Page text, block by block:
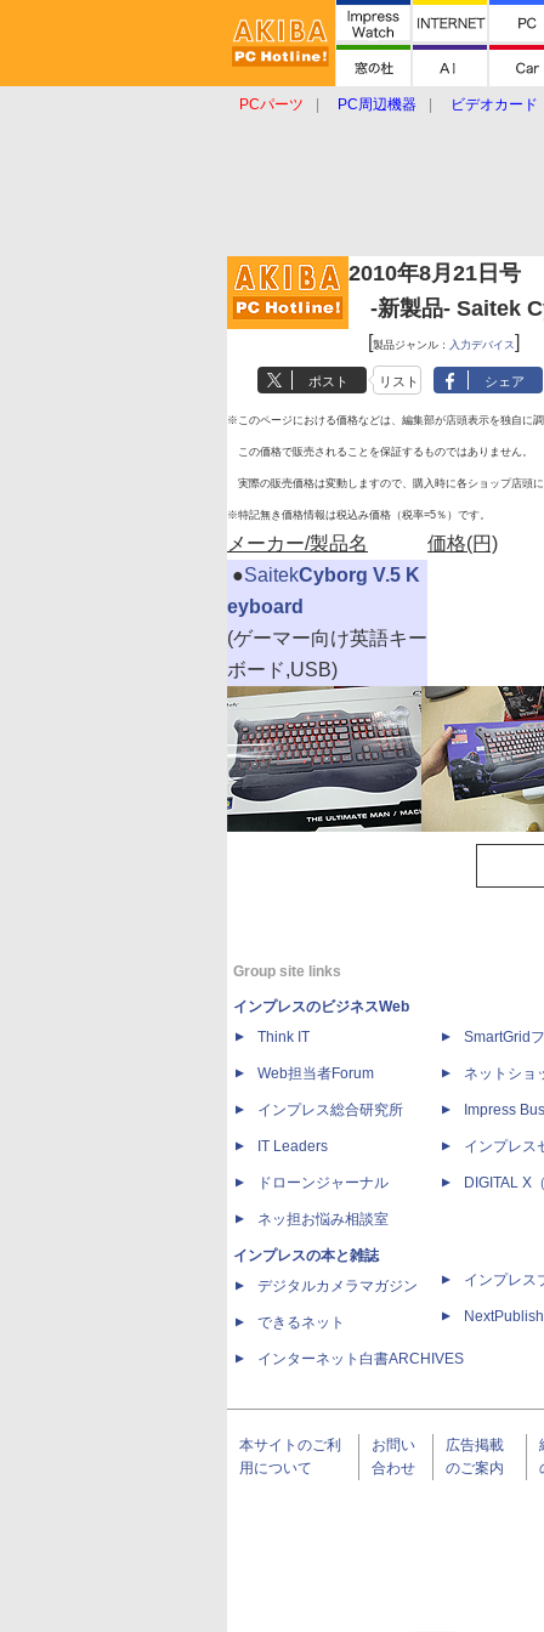
PCパーツ PC周辺機器 ビデオカード
2010年8月21日号
-新製品- Saitek
[製品ジャンル： 入力デバイス]
ポスト リスト シェア
※このページにおける価格などは、編集部が店頭表示を独自に調
この価格で販売されることを保証するものではありません。
実際の販売価格は変動しますので、購入時に各ショップ店頭に
※特記無き価格情報は税込み価格（税率=5％）です。
メーカー/製品名 価格(円)
●SaitekCyborg V.5 K
eyboard
(ゲーマー向け英語キー
ボード,USB)
Group site links
インプレスのビジネスWeb
Think IT
Web担当者Forum
インプレス総合研究所
IT Leaders
ドローンジャーナル
ネッ担お悩み相談室
インプレスの本と雑誌
デジタルカメラマガジン
できるネット
インターネット白書ARCHIVES
SmartGrid
ネットショ
Impress
インプレス
DIGITAL X
インプレス
本サイトのご利
用について
お問い
合わせ
広告掲載
のご案内